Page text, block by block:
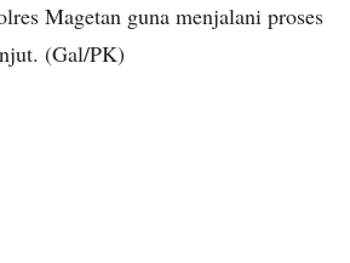
Magetan guna menjalani proses
(Gal/PK)